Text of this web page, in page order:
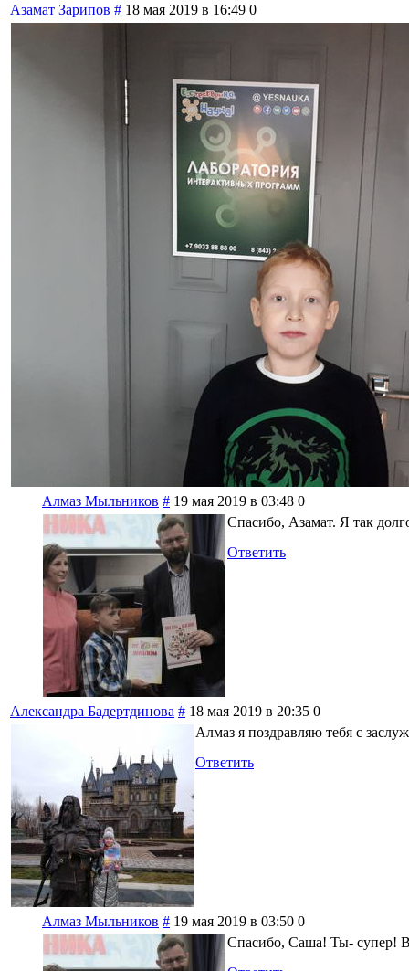
Азамат Зарипов # 18 мая 2019 в 16:49 0
Алмаз Мыльников # 19 мая 2019 в 03:48 0
Спасибо, Азамат. Я так
Ответить
Александра Бадертдинова # 18 мая 2019 в 20:35 0
Алмаз я поздравляю тебя с
Ответить
Алмаз Мыльников # 19 мая 2019 в 03:50 0
Спасибо, Саша! Ты- супер!